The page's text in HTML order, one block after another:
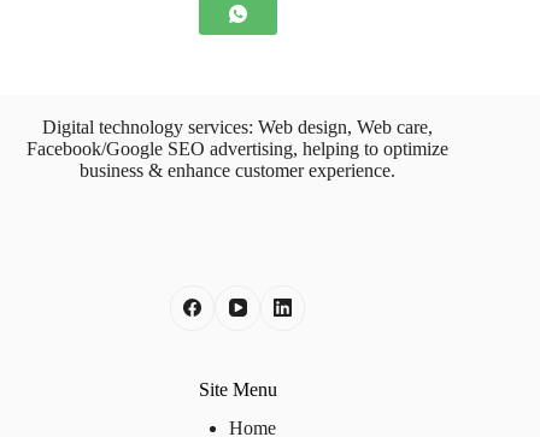
Digital technology services: Web design, Web care,
Facebook/Google SEO advertising, helping to optimize
business & enhance customer experience.
Site Menu
Home